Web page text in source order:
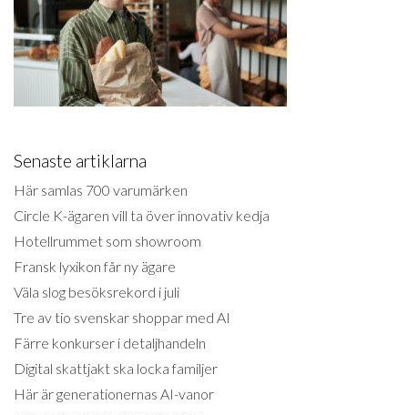
Senaste artiklarna
Här samlas 700 varumärken
Circle K-ägaren vill ta över innovativ kedja
Hotellrummet som showroom
Fransk lyxikon får ny ägare
Väla slog besöksrekord i juli
Tre av tio svenskar shoppar med AI
Färre konkurser i detaljhandeln
Digital skattjakt ska locka familjer
Här är generationernas AI-vanor